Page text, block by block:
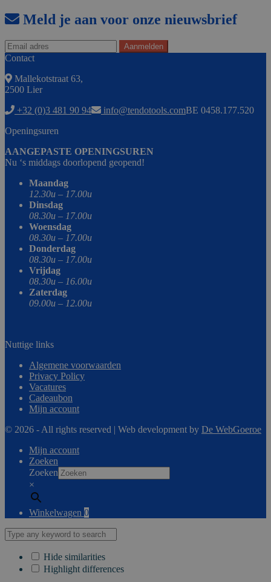
Meld je aan voor onze nieuwsbrief
Contact
Mallekotstraat 63,
2500 Lier
+32 (0)3 481 90 94
info@tendotools.comBE 0458.177.520
Openingsuren
AANGEPASTE OPENINGSUREN
Nu ‘s middags doorlopend geopend!
Maandag
12.30u – 17.00u
Dinsdag
08.30u – 17.00u
Woensdag
08.30u – 17.00u
Donderdag
08.30u – 17.00u
Vrijdag
08.30u – 16.00u
Zaterdag
09.00u – 12.00u
Nuttige links
Algemene voorwaarden
Privacy Policy
Vacatures
Cadeaubon
Mijn account
© 2026 - All rights reserved | Web development by De WebGoeroe
Mijn account
Zoeken
Zoeken
×
Winkelwagen 0
Hide similarities
Highlight differences